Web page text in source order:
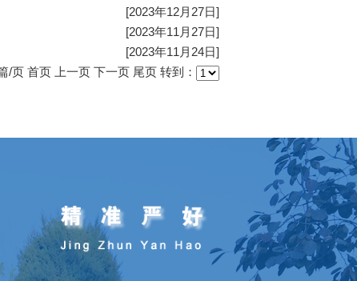
[2023年12月27日]
[2023年11月27日]
[2023年11月24日]
/页 首页 上一页 下一页 尾页 转到：